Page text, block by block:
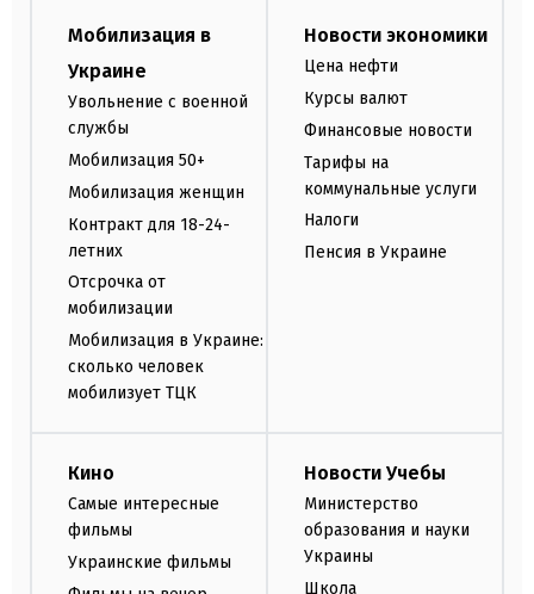
Мобилизация в
Украине
Увольнение с военной
службы
Мобилизация 50+
Мобилизация женщин
Контракт для 18-24-
летних
Отсрочка от
мобилизации
Мобилизация в Украине:
сколько человек
мобилизует ТЦК
Новости экономики
Цена нефти
Курсы валют
Финансовые новости
Тарифы на
коммунальные услуги
Налоги
Пенсия в Украине
Кино
Самые интересные
фильмы
Украинские фильмы
Новости Учебы
Министерство
образования и науки
Украины
Школа